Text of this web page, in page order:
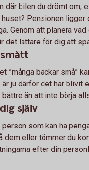
där bilen du drömt om,
huset? Pensionen ligger
Genom att planera
det lättare för dig att
”många bäckar små”
är ju därför det har blivit
bättre än att inte börja
själv
person som kan ha
dem eller tömmer du
efter din